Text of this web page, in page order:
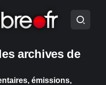
archives de
émissions,